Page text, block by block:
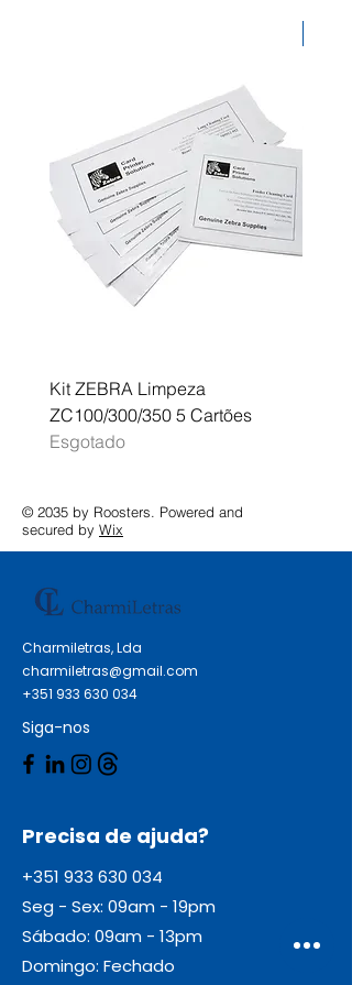
Kit ZEBRA Limpeza
ZC100/300/350 5 Cartões
Esgotado
© 2035 by Roosters. Powered and
secured by Wix
Charmiletras, Lda
charmiletras@gmail.com
+351 933 630 034
Siga-nos
Precisa de ajuda?
+351 933 630 034
Seg - Sex: 09am - 19pm
Sábado: 09am - 13pm
Domingo: Fechado